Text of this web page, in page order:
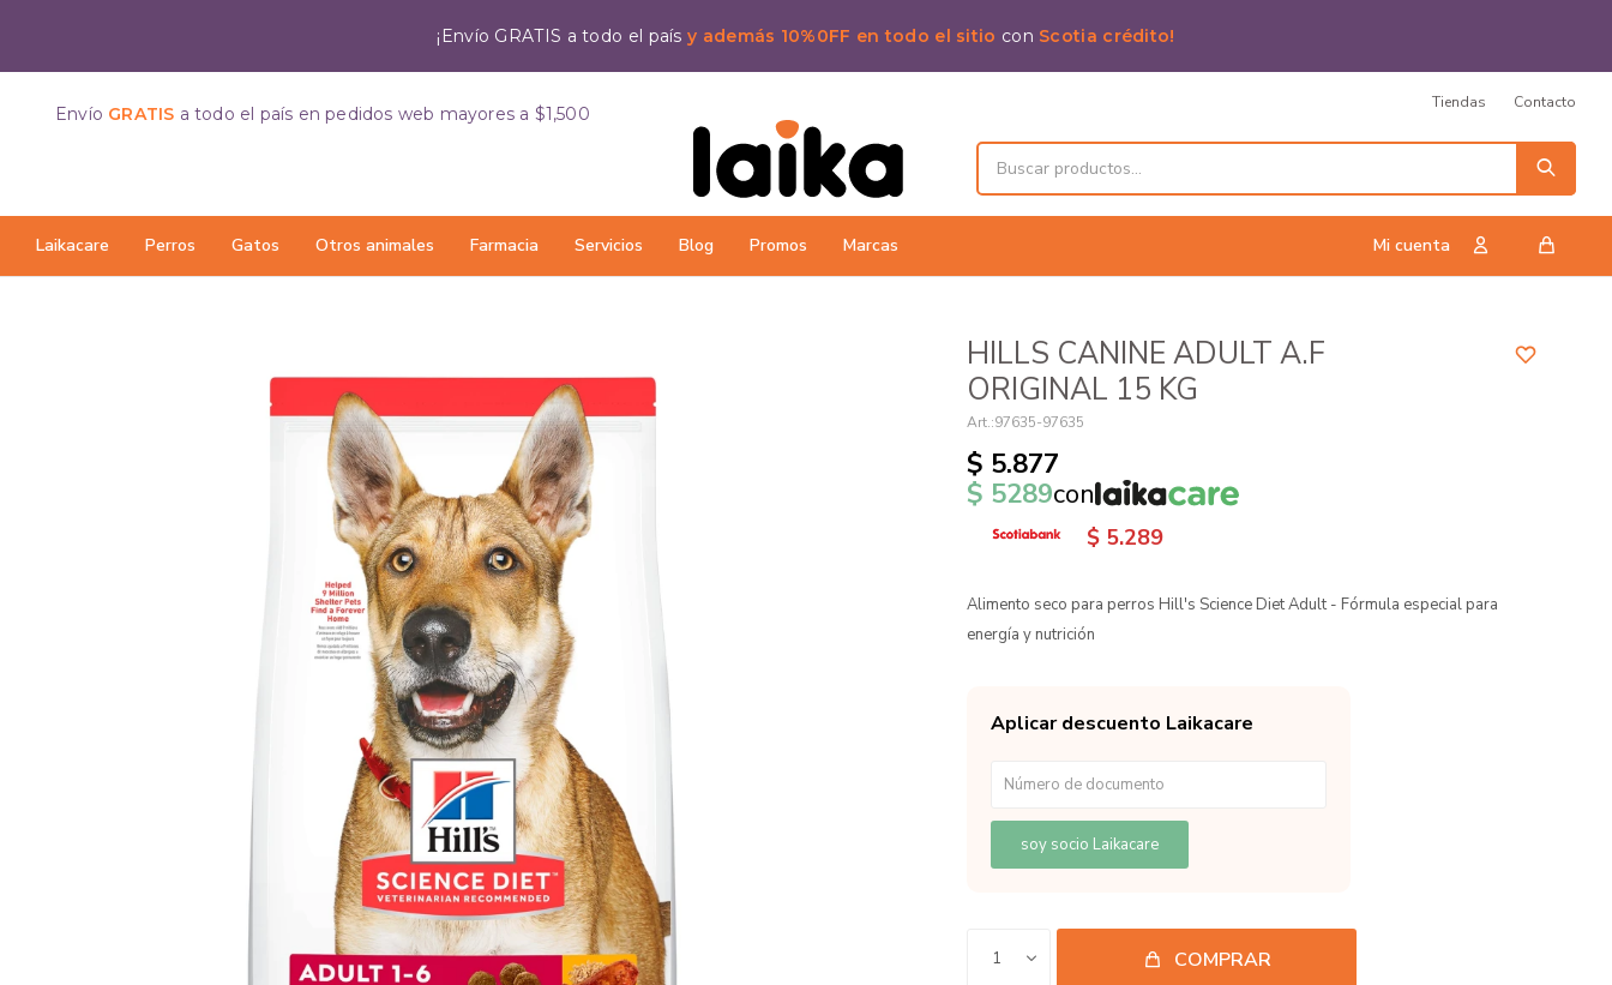
¡Envío GRATIS a todo el paísy además 10%0FF en todo el sitio con Scotia crédito!
Laikacare Perros Gatos Otros animales Farmacia Servicios Blog Promos Marcas
Envío GRATIS a todo el país en pedidos web mayores a $1,500
Tiendas Contacto
HILLS CANINE ADULT A.F
ORIGINAL 15 KG
97635-97635
$ 5.877
$ 5289con
$ 5.289
Alimento seco para perros Hill's Science Diet Adult - Fórmula especial para
energía y nutrición
Aplicar descuento Laikacare
soy socio Laikacare
1 COMPRAR